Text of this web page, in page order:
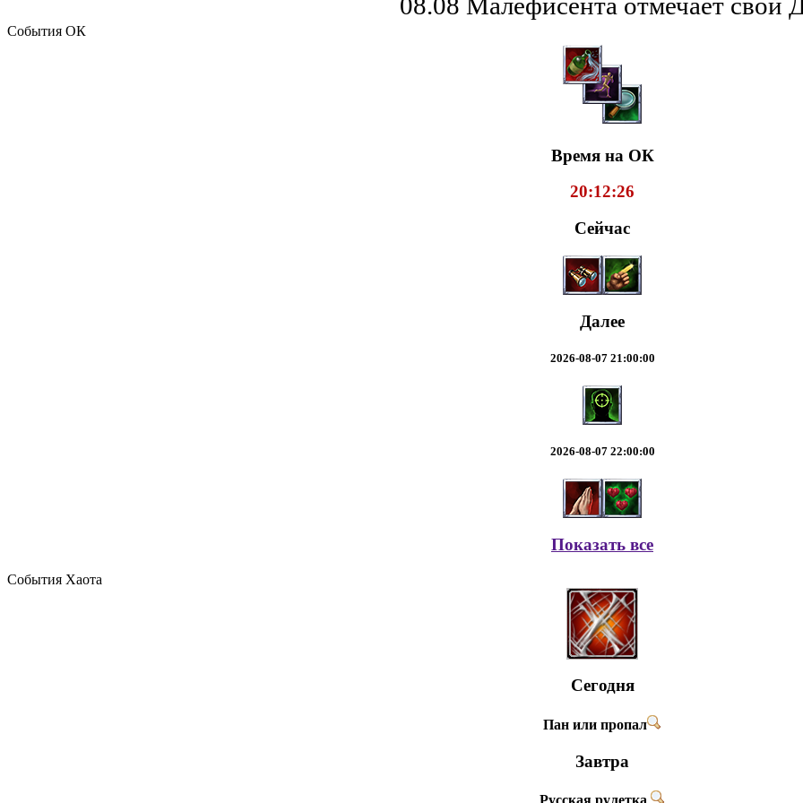
События ОК
Время на ОК
20:12:27
Сейчас
Далее
2026-08-07 21:00:00
2026-08-07 22:00:00
Показать все
События Хаота
Сегодня
Пан или пропал
Завтра